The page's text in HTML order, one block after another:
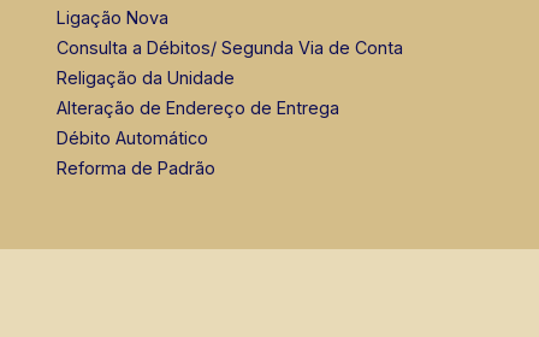
Ligação Nova
Consulta a Débitos/ Segunda Via de Conta
Religação da Unidade
Alteração de Endereço de Entrega
Débito Automático
Reforma de Padrão